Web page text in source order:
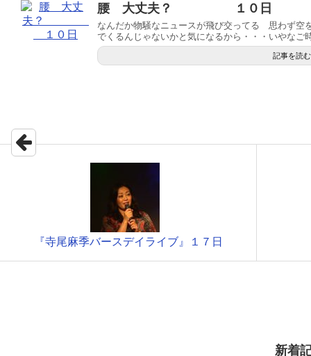
腰 大丈夫？ １０日
なんだか物騒なニュースが飛び交ってる 思わず空
でくるんじゃないかと気になるから・・・いやなご
記事を読む
『寺尾麻季バースデイライブ』１７日
新着